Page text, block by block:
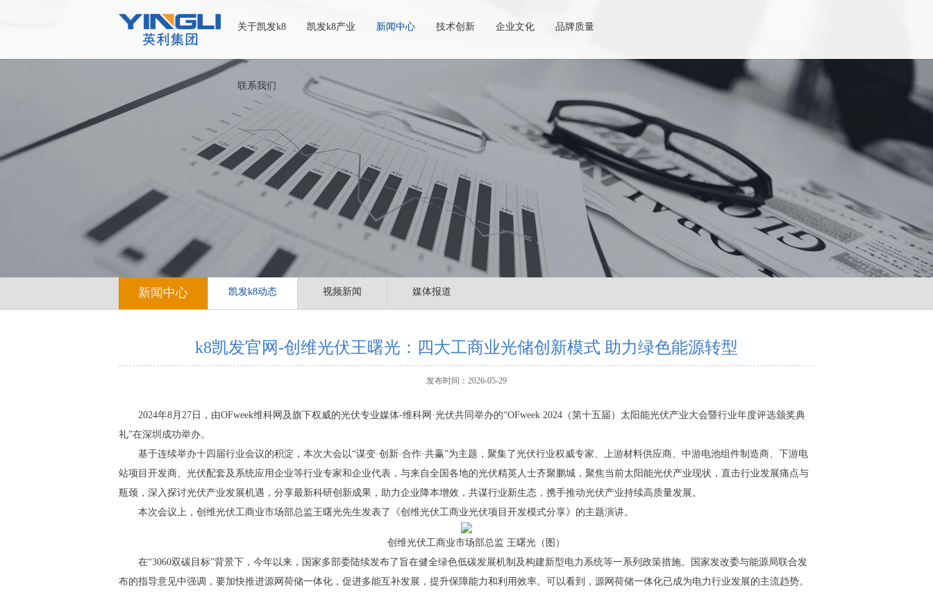
关于凯发k8 凯发k8产业 新闻中心 技术创新 企业文化 品牌质量
联系我们
新闻中心 凯发k8动态 视频新闻 媒体报道
k8凯发官网-创维光伏王曙光：四大工商业光储创新模式 助力绿色能源转型
发布时间：2026-05-29
2024年8月27日，由OFweek维科网及旗下权威的光伏专业媒体-维科网·光伏共同举办的“OFweek 2024（第十五届）太阳能光伏产业大会暨行业年度评选颁奖典
礼”在深圳成功举办。
基于连续举办十四届行业会议的积淀，本次大会以“谋变·创新·合作·共赢”为主题，聚集了光伏行业权威专家、上游材料供应商、中游电池组件制造商、下游电
站项目开发商、光伏配套及系统应用企业等行业专家和企业代表，与来自全国各地的光伏精英人士齐聚鹏城，聚焦当前太阳能光伏产业现状，直击行业发展痛点与
瓶颈，深入探讨光伏产业发展机遇，分享最新科研创新成果，助力企业降本增效，共谋行业新生态，携手推动光伏产业持续高质量发展。
本次会议上，创维光伏工商业市场部总监王曙光先生发表了《创维光伏工商业光伏项目开发模式分享》的主题演讲。
创维光伏工商业市场部总监 王曙光（图）
在“3060双碳目标”背景下，今年以来，国家多部委陆续发布了旨在健全绿色低碳发展机制及构建新型电力系统等一系列政策措施。国家发改委与能源局联合发
布的指导意见中强调，要加快推进源网荷储一体化，促进多能互补发展，提升保障能力和利用效率。可以看到，源网荷储一体化已成为电力行业发展的主流趋势。